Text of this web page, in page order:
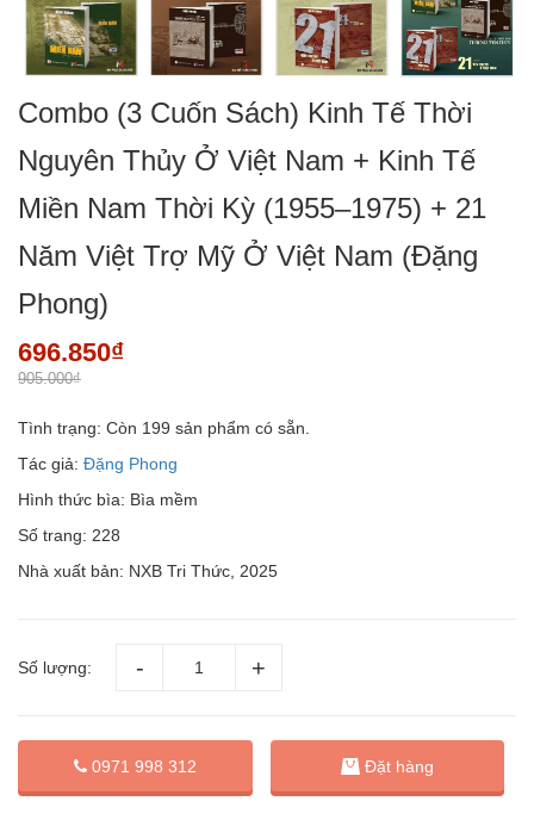
Combo (3 Cuốn Sách) Kinh Tế Thời
Nguyên Thủy Ở Việt Nam + Kinh Tế
Miền Nam Thời Kỳ (1955–1975) + 21
Năm Việt Trợ Mỹ Ở Việt Nam (Đặng
Phong)
696.850₫
905.000₫
Tình trạng: Còn 199 sản phẩm có sẵn.
Tác giả: Đặng Phong
Hình thức bìa: Bìa mềm
Số trang: 228
Nhà xuất bản: NXB Tri Thức, 2025
Số lượng:
0971 998 312 Đặt hàng